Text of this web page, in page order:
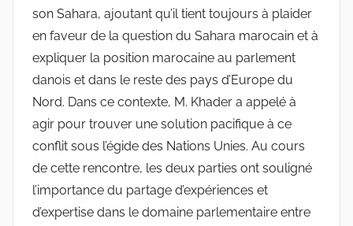
son Sahara, ajoutant qu’il tient toujours à plaider
en faveur de la question du Sahara marocain et à
expliquer la position marocaine au parlement
danois et dans le reste des pays d’Europe du
Nord. Dans ce contexte, M. Khader a appelé à
agir pour trouver une solution pacifique à ce
conflit sous l’égide des Nations Unies. Au cours
de cette rencontre, les deux parties ont souligné
l’importance du partage d’expériences et
d’expertise dans le domaine parlementaire entre